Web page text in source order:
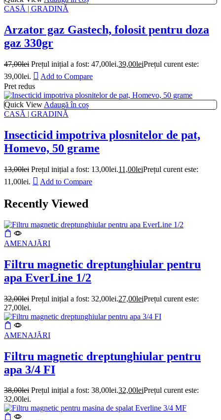
CASĂ | GRADINĂ
Arzator gaz Gastech, folosit pentru doza
gaz 330gr
47,00lei Prețul inițial a fost: 47,00lei.39,00leiPrețul curent este:
39,00lei.
Add to Compare
Pret redus
Quick View Adaugă în coș
CASĂ | GRADINĂ
Insecticid impotriva plosnitelor de pat,
Homevo, 50 grame
13,00lei Prețul inițial a fost: 13,00lei.11,00leiPrețul curent este:
11,00lei.
Add to Compare
Recently Viewed
AMENAJĂRI
Filtru magnetic dreptunghiular pentru
apa EverLine 1/2
32,00lei Prețul inițial a fost: 32,00lei.27,00leiPrețul curent este:
27,00lei.
AMENAJĂRI
Filtru magnetic dreptunghiular pentru
apa 3/4 FI
38,00lei Prețul inițial a fost: 38,00lei.32,00leiPrețul curent este:
32,00lei.